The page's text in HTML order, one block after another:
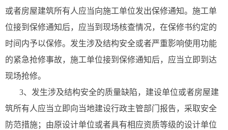
或者房屋建筑所有人应当向施工单位发出保修通知。施工单
位接到保修通知后，应当到现场核查情况，在保修书约定的
时间内予以保修。发生涉及结构安全或者严重影响使用功能
的紧急抢修事故，施工单位接到保修通知后，应当立即到达
现场抢修。
3、发生涉及结构安全的质量缺陷，建设单位或者房屋建
筑所有人应当立即向当地建设行政主管部门报告，采取安全
防范措施；由原设计单位或者具有相应资质等级的设计单位